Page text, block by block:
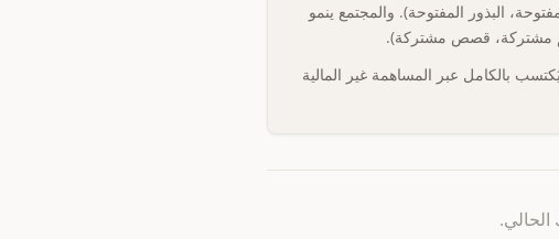
البذور المفتوحة). والمجتمع ينمو
مشتركة، قصص مشتركة).
بالكامل عبر المساهمة غير المالية